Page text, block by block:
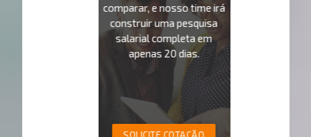
comparar, e nosso time irá
construir uma pesquisa
salarial completa em
apenas 20 dias.